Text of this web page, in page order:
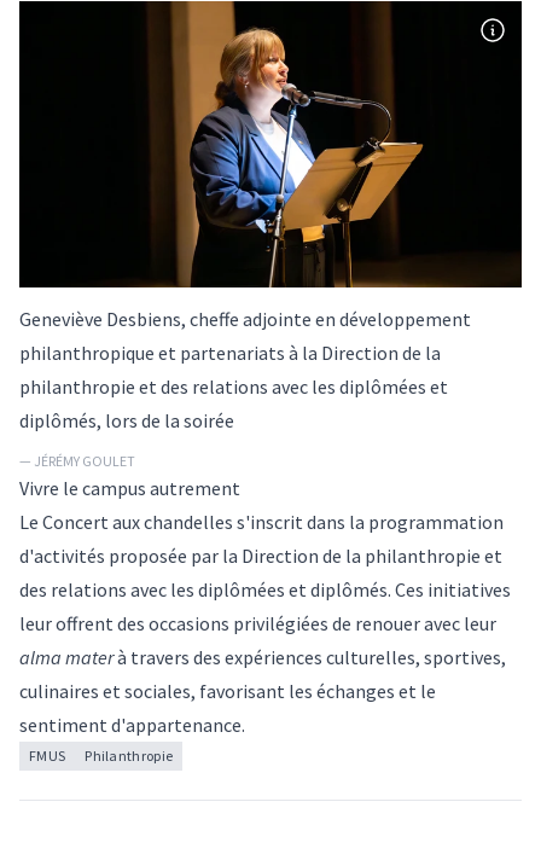
Geneviève Desbiens, cheffe adjointe en développement
philanthropique et partenariats à la Direction de la
philanthropie et des relations avec les diplômées et
diplômés, lors de la soirée
— JÉRÉMY GOULET
Vivre le campus autrement
Le Concert aux chandelles s'inscrit dans la programmation
d'activités proposée par la Direction de la philanthropie et
des relations avec les diplômées et diplômés. Ces initiatives
leur offrent des occasions privilégiées de renouer avec leur
alma materà travers des expériences culturelles, sportives,
culinaires et sociales, favorisant les échanges et le
sentiment d'appartenance.
FMUS Philanthropie